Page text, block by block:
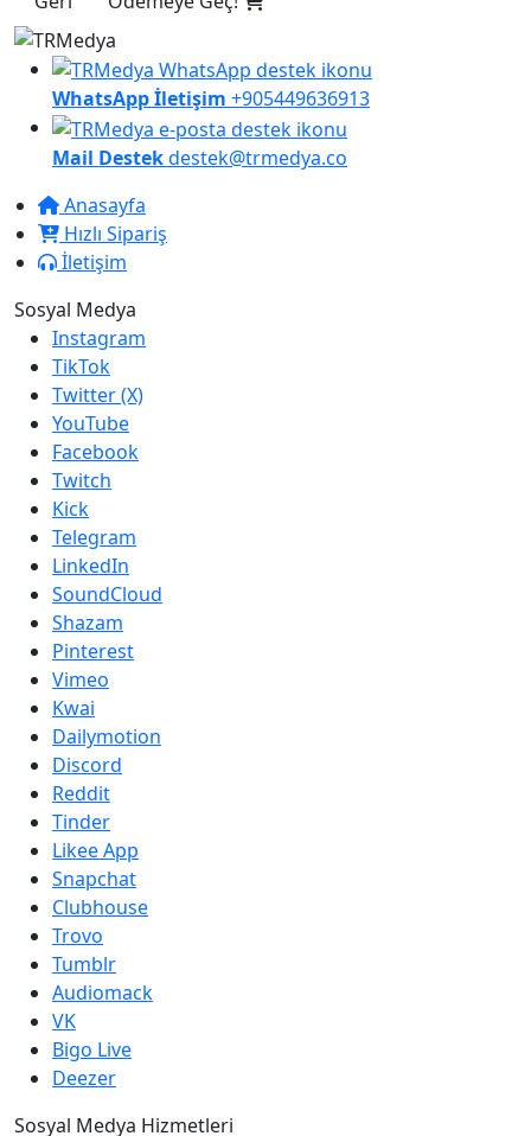
WhatsApp İletişim +905449636913
Mail Destekdestek@trmedya.co
Anasayfa
Hızlı Sipariş
İletişim
Sosyal Medya
Instagram
TikTok
Twitter (X)
YouTube
Facebook
Twitch
Kick
Telegram
LinkedIn
SoundCloud
Shazam
Pinterest
Vimeo
Kwai
Dailymotion
Discord
Reddit
Tinder
Likee App
Snapchat
Clubhouse
Trovo
Tumblr
Audiomack
VK
Bigo Live
Deezer
Sosyal Medya Hizmetleri